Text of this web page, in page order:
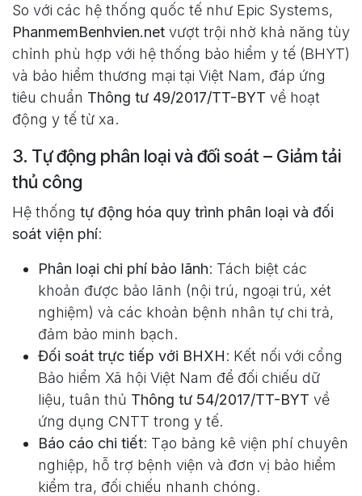
So với các hệ thống quốc tế như Epic Systems,
PhanmemBenhvien.net vượt trội nhờ khả năng tùy
chỉnh phù hợp với hệ thống bảo hiểm y tế (BHYT)
và bảo hiểm thương mại tại Việt Nam, đáp ứng
tiêu chuẩn Thông tư 49/2017/TT-BYT về hoạt
động y tế từ xa.
3. Tự động phân loại và đối soát – Giảm tải
thủ công
Hệ thống tự động hóa quy trình phân loại và đối
soát viện phí:
Phân loại chi phí bảo lãnh: Tách biệt các
khoản được bảo lãnh (nội trú, ngoại trú, xét
nghiệm) và các khoản bệnh nhân tự chi trả,
đảm bảo minh bạch.
Đối soát trực tiếp với BHXH: Kết nối với cổng
Bảo hiểm Xã hội Việt Nam để đối chiếu dữ
liệu, tuân thủ Thông tư 54/2017/TT-BYT về
ứng dụng CNTT trong y tế.
Báo cáo chi tiết: Tạo bảng kê viện phí chuyên
nghiệp, hỗ trợ bệnh viện và đơn vị bảo hiểm
kiểm tra, đối chiếu nhanh chóng.